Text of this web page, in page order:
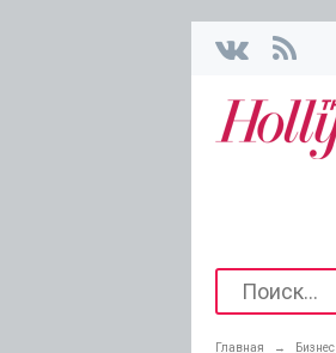
Главная → Бизнес